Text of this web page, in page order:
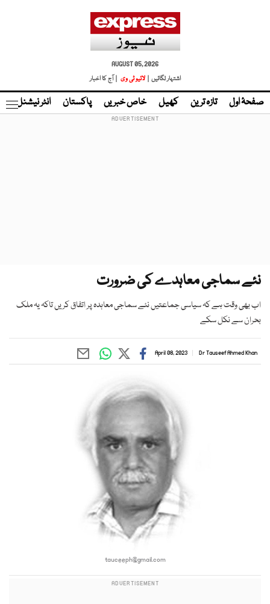
AUGUST 05, 2026
اشتہار لگائیں |
لائیو ٹی وی | آج کا اخبار
صفحۂ اول تازہ ترین کھیل خاص خبریں پاکستان انٹر نیشنل
نئے سماجی معاہدے کی ضرورت
اب بھی وقت ہے کہ سیاسی جماعتیں نئے سماجی معاہدہ پر اتفاق کریں تاکہ یہ ملک
بحران سے نکل سکے
Dr Tauseef Ahmed Khan
April 08, 2023
tauceeph@gmail.com